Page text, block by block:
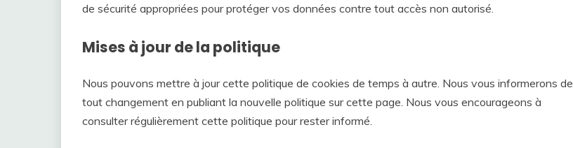
de sécurité appropriées pour protéger vos données contre tout accès non autorisé.
Mises à jour de la politique
Nous pouvons mettre à jour cette politique de cookies de temps à autre. Nous vous informerons de
tout changement en publiant la nouvelle politique sur cette page. Nous vous encourageons à
consulter régulièrement cette politique pour rester informé.